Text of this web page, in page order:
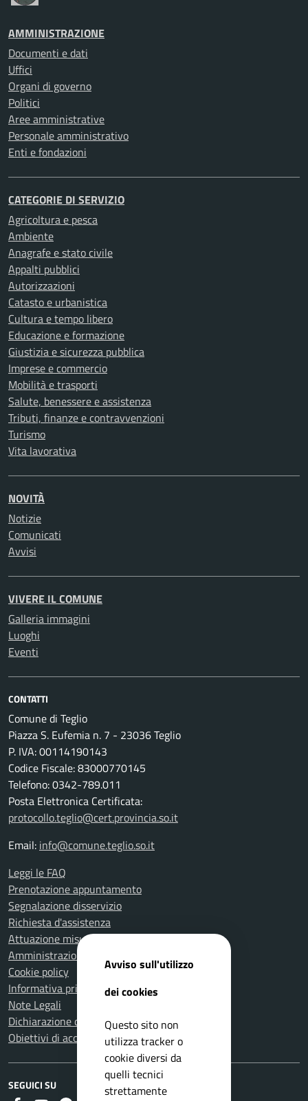
AMMINISTRAZIONE
Documenti e dati
Uffici
Organi di governo
Politici
Aree amministrative
Personale amministrativo
Enti e fondazioni
CATEGORIE DI SERVIZIO
Agricoltura e pesca
Ambiente
Anagrafe e stato civile
Appalti pubblici
Autorizzazioni
Catasto e urbanistica
Cultura e tempo libero
Educazione e formazione
Giustizia e sicurezza pubblica
Imprese e commercio
Mobilità e trasporti
Salute, benessere e assistenza
Tributi, finanze e contravvenzioni
Turismo
Vita lavorativa
NOVITÀ
Notizie
Comunicati
Avvisi
VIVERE IL COMUNE
Galleria immagini
Luoghi
Eventi
CONTATTI
Comune di Teglio
Piazza S. Eufemia n. 7 - 23036 Teglio
P. IVA: 00114190143
Codice Fiscale: 83000770145
Telefono: 0342-789.011
Posta Elettronica Certificata:
protocollo.teglio@cert.provincia.so.it
Email: info@comune.teglio.so.it
Leggi le FAQ
Prenotazione appuntamento
Segnalazione disservizio
Richiesta d'assistenza
Attuazione misure PNRR
Amministrazione trasparente
Cookie policy
Informativa privacy
Note Legali
Dichiarazione di accessibilità
Obiettivi di accessibilità
SEGUICI SU
Avviso sull'utilizzo
dei cookies
Questo sito non
utilizza tracker o
cookie diversi da
quelli tecnici
strettamente